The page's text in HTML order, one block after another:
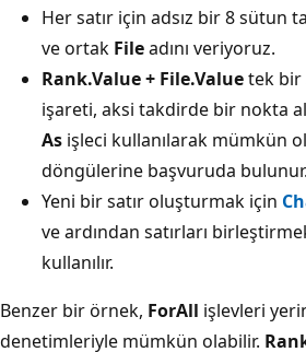
Her satır için adsız bir 8 sütun
ve ortak Fileadını veriyoruz.
Rank.Value + File.Valuetek bir
işareti, aksi takdirde bir nokta
As işleci kullanılarak mümkün
döngülerine başvuruda bulunur.
Yeni bir satır oluşturmak için
ve ardından satırları
kullanılır.
Benzer bir örnek, ForAll işlevleri
denetimleriyle mümkün olabilir.